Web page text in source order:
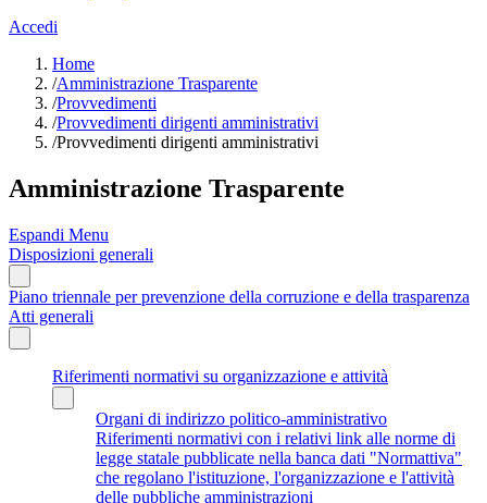
Accedi
Home
/Amministrazione Trasparente
/Provvedimenti
/Provvedimenti dirigenti amministrativi
/Provvedimenti dirigenti amministrativi
Amministrazione Trasparente
Espandi Menu
Disposizioni generali
Piano triennale per prevenzione della corruzione e della trasparenza
Atti generali
Riferimenti normativi su organizzazione e attività
Organi di indirizzo politico-amministrativo
Riferimenti normativi con i relativi link alle norme di
legge statale pubblicate nella banca dati "Normattiva"
che regolano l'istituzione, l'organizzazione e l'attività
delle pubbliche amministrazioni